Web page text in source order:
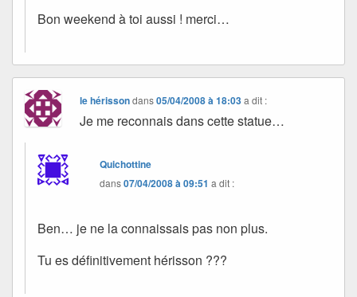
Bon weekend à toi aussi ! merci…
le hérissondans05/04/2008 à 18:03 a dit :
Je me reconnais dans cette statue…
Quichottine
dans07/04/2008 à 09:51 a dit :
Ben… je ne la connaissais pas non plus.
Tu es définitivement hérisson ???